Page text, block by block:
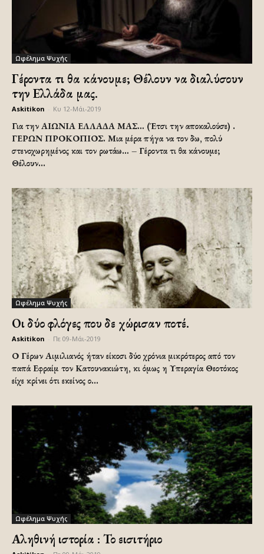
Ωφέλημα Ψυχής
Γέροντα τι θα κάνουμε; Θέλουν να διαλύσουν
την Ελλάδα μας.
Askitikon Κυ 12-Μάι-2019
Για την ΑΙΩΝΙΑ ΕΛΛΑΔΑ ΜΑΣ… (Έτσι την αποκαλούσε) .
ΓΕΡΩΝ ΠΡΟΚΟΠΙΟΣ. Μια μέρα πήγα να τον δω, πολύ
στενοχωρημένος και τον ρωτάω… – Γέροντα τι θα κάνουμε;
Θέλουν...
Ωφέλημα Ψυχής
Οι δύο φλόγες που δε χώρισαν ποτέ.
Askitikon Πε 09-Μάι-2019
Ο Γέρων Αιμιλιανός ήταν είκοσι δύο χρόνια μικρότερος από τον
παπά Εφραίμ τον Κατουνακιώτη, κι όμως η Υπεραγία Θεοτόκος
είχε κρίνει ότι εκείνος ο...
Ωφέλημα Ψυχής
Αληθινή ιστορία : Το εισιτήριο